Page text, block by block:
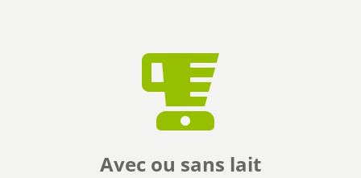

Avec ou sans lait